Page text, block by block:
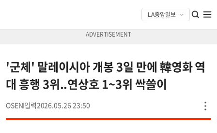
'군체' 말레이시아 개봉 3일 만에 韓영화 역
대 흥행 3위..연상호 1~3위 싹쓸이
OSEN 2026.05.26 23:50